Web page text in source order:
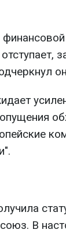
В